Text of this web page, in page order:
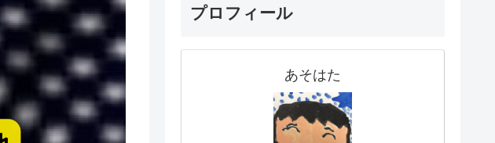
プロフィール
あそはた